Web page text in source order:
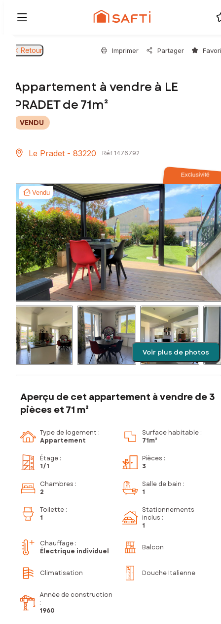
Retour Imprimer Partager
Appartement à vendre à LE
PRADET de 71m²
VENDU
Le Pradet - 83220 Réf 1476792
Exclusivité
Vendu
Voir plus de photos
Aperçu de cet appartement à vendre de 3
pièces et 71 m²
Type de logement :
Appartement
Surface habitable :
71m²
Étage :
1/1
Pièces :
3
Chambres :
2
Salle de bain :
1
Toilette :
1
Stationnements
inclus :
1
Chauffage :
Électrique individuel
Balcon
Climatisation Douche Italienne
Année de construction
:
1960